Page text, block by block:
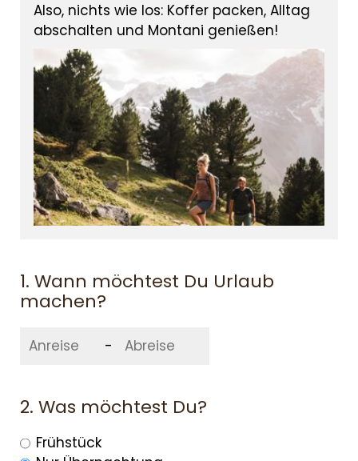
Also, nichts wie los: Koffer packen, Alltag
abschalten und Montani genießen!
1. Wann möchtest Du Urlaub
machen?
-
2. Was möchtest Du?
Frühstück